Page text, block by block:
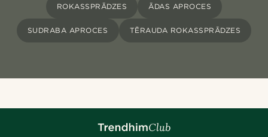
ROKASSPRĀDZES ĀDAS APROCES
SUDRABA APROCES TĒRAUDA ROKASSPRĀDZES